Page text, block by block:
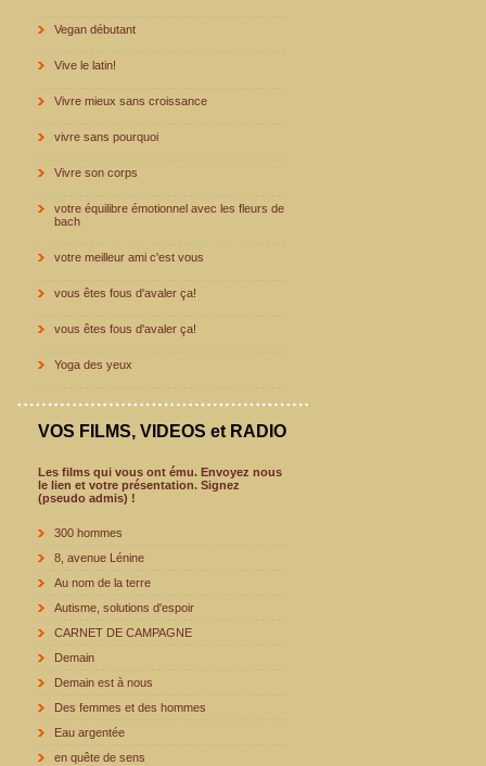
Vegan débutant
Vive le latin!
Vivre mieux sans croissance
vivre sans pourquoi
Vivre son corps
votre équilibre émotionnel avec les fleurs de
bach
votre meilleur ami c'est vous
vous êtes fous d'avaler ça!
vous êtes fous d'avaler ça!
Yoga des yeux
VOS FILMS, VIDEOS et RADIO
Les films qui vous ont ému. Envoyez nous
le lien et votre présentation. Signez
(pseudo admis) !
300 hommes
8, avenue Lénine
Au nom de la terre
Autisme, solutions d'espoir
CARNET DE CAMPAGNE
Demain
Demain est à nous
Des femmes et des hommes
Eau argentée
en quête de sens